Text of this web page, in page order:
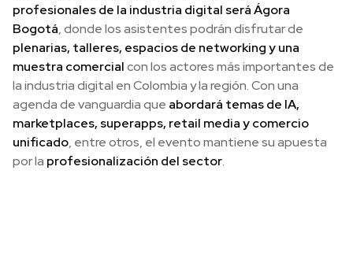
profesionales de la industria digital será Ágora
Bogotá, donde los asistentes podrán disfrutar de
plenarias, talleres, espacios de networking y una
muestra comercialcon los actores más importantes de
la industria digital en Colombia y la región. Con una
agenda de vanguardia que abordará temas de IA,
marketplaces, superapps, retail media y comercio
unificado, entre otros, el evento mantiene su apuesta
por la profesionalización del sector.